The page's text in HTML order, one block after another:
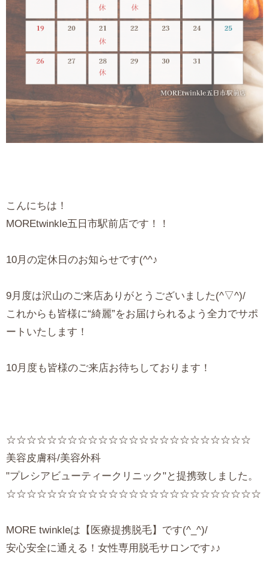
こんにちは！
MOREtwinkle五日市駅前店です！！
10月の定休日のお知らせです(^^♪
9月度は沢山のご来店ありがとうございました(^▽^)/
これからも皆様に“綺麗”をお届けられるよう全力でサポ
ートいたします！
10月度も皆様のご来店お待ちしております！
☆☆☆☆☆☆☆☆☆☆☆☆☆☆☆☆☆☆☆☆☆☆☆☆
美容皮膚科/美容外科
"プレシアビューティークリニック"と提携致しました。
☆☆☆☆☆☆☆☆☆☆☆☆☆☆☆☆☆☆☆☆☆☆☆☆☆
MORE twinkleは【医療提携脱毛】です(^_^)/
安心安全に通える！女性専用脱毛サロンです♪♪